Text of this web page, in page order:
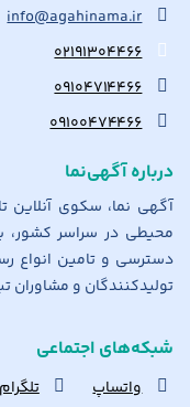
info@agahinama.ir
۰۲۱۹۱۳۰۴۴۶۶
۰۹۱۰۴۷۱۴۴۶۶
۰۹۱۰۰۴۷۴۴۶۶
درباره آگهی‌نما
آگهی نما، سکوی آنلاین
محیطی در سراسر کشور،
دسترسی و تامین انواع
تولیدکنندگان و مشاوران
شبکه‌های اجتماعی
واتساپ